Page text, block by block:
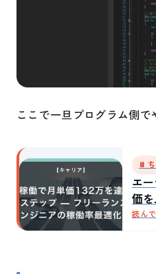
ここで一旦プログラム側で
⏸
エ
価
読ん